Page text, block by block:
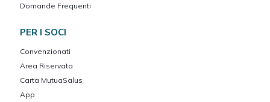
Domande Frequenti
PER I SOCI
Convenzionati
Area Riservata
Carta MutuaSalus
App